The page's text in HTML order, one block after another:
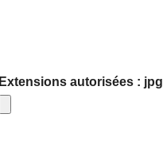
Extensions autorisées : jpg